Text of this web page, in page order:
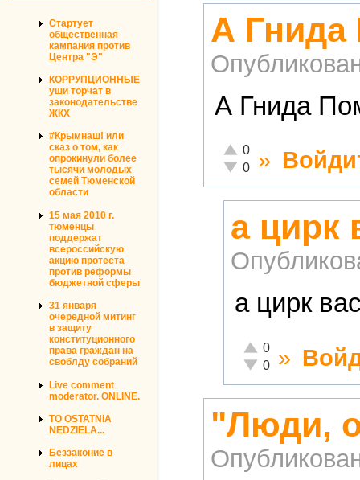
Стартует
общественная
кампания против
Центра "Э"
КОРРУПЦИОННЫЕ
уши торчат в
законодательстве
ЖКХ
#Крымнаш! или
сказ о том, как
опрокинули более
тысячи молодых
семей Тюменской
области
15 мая 2010 г.
тюменцы
поддержат
всероссийскую
акцию протеста
против реформы
бюджетной сферы
31 января
очередной митинг
в защиту
конституционного
права граждан на
своблду собраний
Live comment
moderator. ONLINE.
TO OSTATNIA
NEDZIELA...
Беззаконие в
лицах
А Гнида
А Гнида
Отлично!
0
Неадекватно!
0 »
а цирк
а цирк
Отлично!
0
Неадекватно!
0 »
"Люди,